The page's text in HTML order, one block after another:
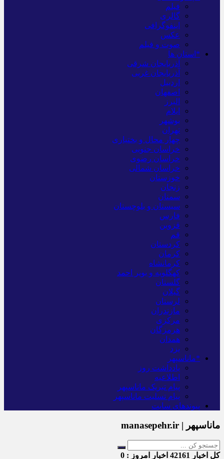
فیلم
گالری
اینفوگرافی
عکس
صوت و فیلم
*استان ها
آذربایجان شرقی
آذربایجان غربی
اردبیل
اصفهان
البرز
ایلام
بوشهر
تهران
چهار محال و بختیاری
خراسان جنوبی
خراسان رضوی
خراسان شمالی
خوزستان
زنجان
سمنان
سیستان و بلوچستان
فارس
قزوین
قم
کردستان
کرمان
کرمانشاه
کهگلویه و بویر احمد
گلستان
گیلان
لرستان
مازندران
مرکزی
هرمزگان
همدان
یزد
*ماناسپهر
یادداشت روز
اطلاعیه
پیام تبریک ماناسپهر
پیام تسلیت ماناسپهر
پیوندهای سایت
ماناسپهر | manasepehr.ir
کل اخبار اخبار امروز : 0